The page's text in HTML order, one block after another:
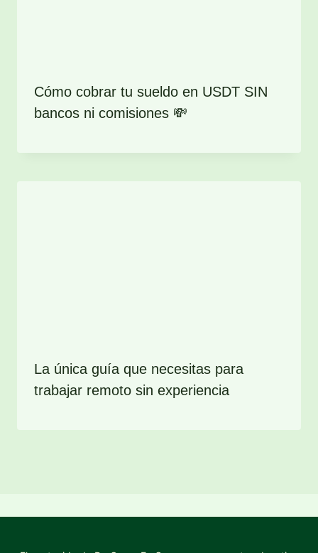
Cómo cobrar tu sueldo en USDT SIN
bancos ni comisiones 💸
La única guía que necesitas para
trabajar remoto sin experiencia